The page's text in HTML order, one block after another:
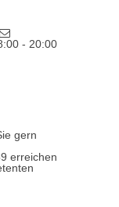
- 20:00
gern
erreichen